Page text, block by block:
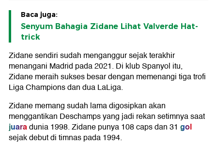
Baca juga:
Senyum Bahagia Zidane Lihat Valverde Hat-
trick
Zidane sendiri sudah menganggur sejak terakhir
menangani Madrid pada 2021. Di klub Spanyol itu,
Zidane meraih sukses besar dengan memenangi tiga trofi
Liga Champions dan dua LaLiga.
Zidane memang sudah lama digosipkan akan
menggantikan Deschamps yang jadi rekan setimnya saat
juaradunia 1998. Zidane punya 108 caps dan 31 gol
sejak debut di timnas pada 1994.